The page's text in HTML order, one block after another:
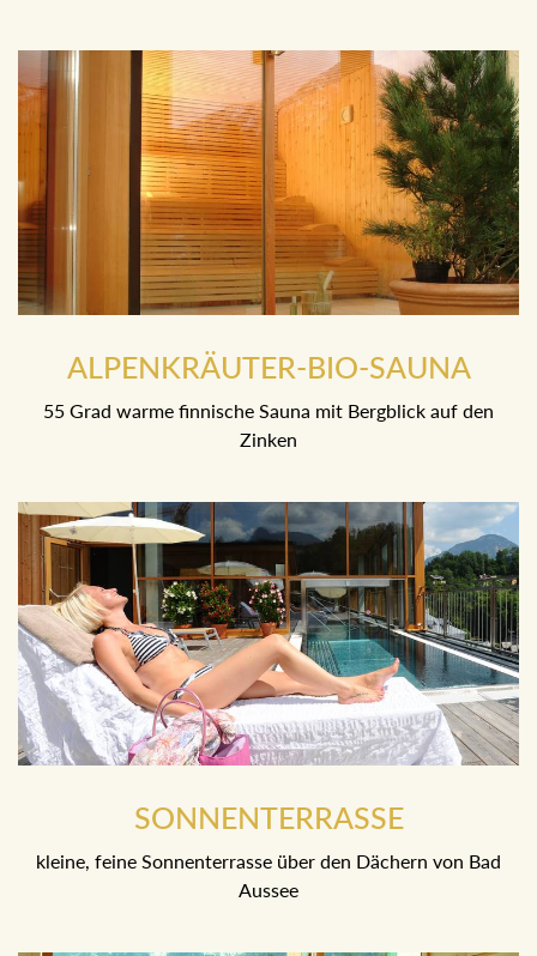
ALPENKRÄUTER-BIO-SAUNA
55 Grad warme finnische Sauna mit Bergblick auf den
Zinken
SONNENTERRASSE
kleine, feine Sonnenterrasse über den Dächern von Bad
Aussee